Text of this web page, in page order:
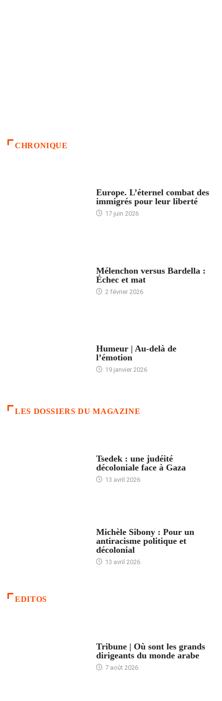
CHRONIQUE
Europe. L’éternel combat des
immigrés pour leur liberté
17 juin 2026
Mélenchon versus Bardella :
Échec et mat
2 février 2026
Humeur | Au-delà de
l’émotion
19 janvier 2026
LES DOSSIERS DU MAGAZINE
Tsedek : une judéité
décoloniale face à Gaza
13 avril 2026
Michèle Sibony : Pour un
antiracisme politique et
décolonial
13 avril 2026
EDITOS
Tribune | Où sont les grands
dirigeants du monde arabe
7 août 2026